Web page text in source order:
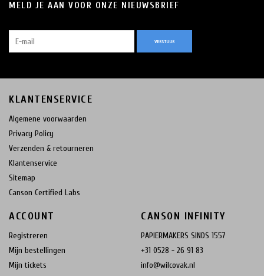
MELD JE AAN VOOR ONZE NIEUWSBRIEF
VERSTUUR
KLANTENSERVICE
Algemene voorwaarden
Privacy Policy
Verzenden & retourneren
Klantenservice
Sitemap
Canson Certified Labs
ACCOUNT
Registreren
Mijn bestellingen
Mijn tickets
CANSON INFINITY
PAPIERMAKERS SINDS 1557
+31 0528 - 26 91 83
info@wilcovak.nl